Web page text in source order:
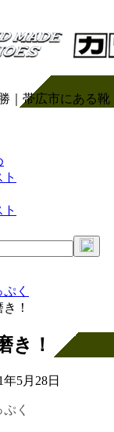
｜帯広市にある
く
！
き！
年5月28日
く